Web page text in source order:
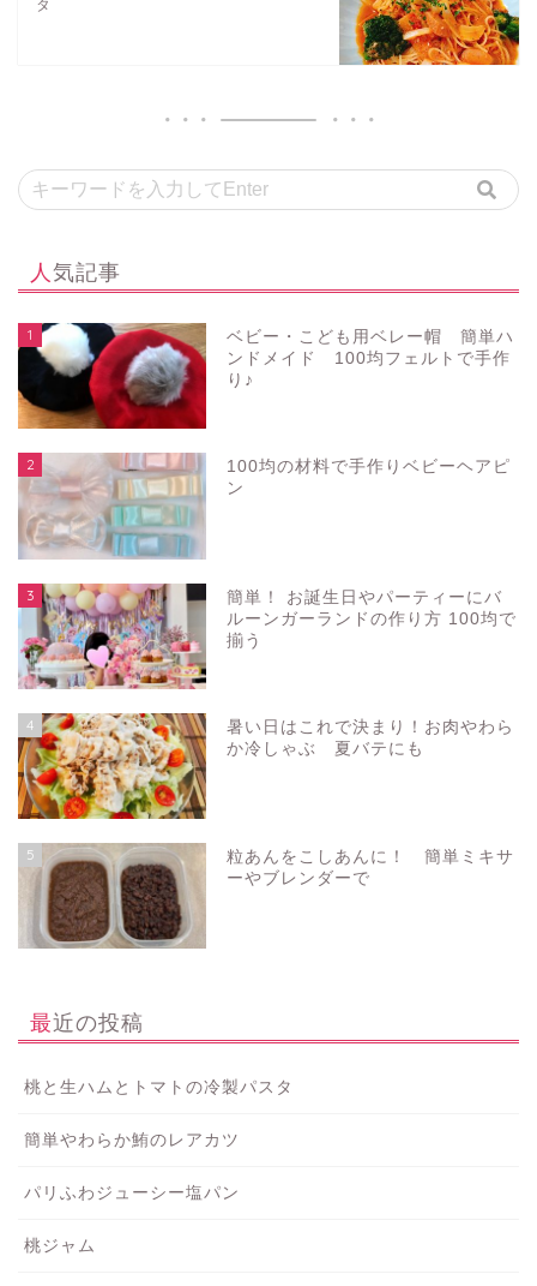
タ
人気記事
1
ベビー・こども用ベレー帽 簡単ハ
ンドメイド 100均フェルトで手作
り♪
2
100均の材料で手作りベビーヘアピ
ン
3
簡単！ お誕生日やパーティーにバ
ルーンガーランドの作り方 100均で
揃う
4
暑い日はこれで決まり！お肉やわら
か冷しゃぶ 夏バテにも
5
粒あんをこしあんに！ 簡単ミキサ
ーやブレンダーで
最近の投稿
桃と生ハムとトマトの冷製パスタ
簡単やわらか鮪のレアカツ
パリふわジューシー塩パン
桃ジャム